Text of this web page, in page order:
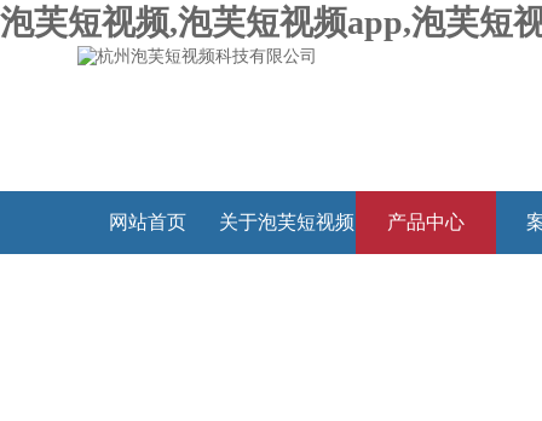
泡芙短视频,泡芙短视频app,泡芙短
网站首页 关于泡芙短视频 产品中心